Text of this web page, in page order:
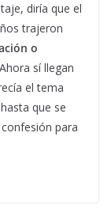
diría que el
trajeron
o
sí llegan
el tema
que se
para